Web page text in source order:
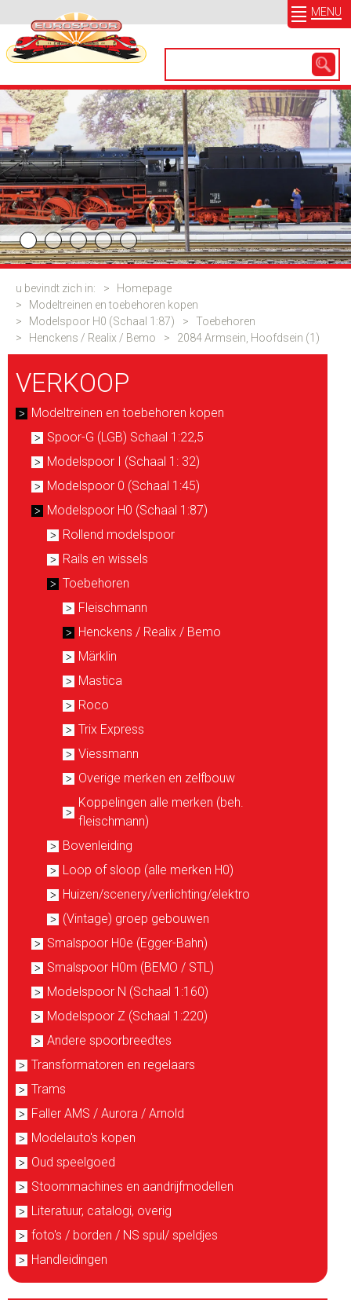
MENU
u bevindt zich in: >
Homepage
>
Modeltreinen en toebehoren kopen
>
Modelspoor H0 (Schaal 1:87) > Toebehoren
>
Henckens / Realix / Bemo > 2084 Armsein, Hoofdsein (1)
VERKOOP
Modeltreinen en toebehoren kopen
Spoor-G (LGB) Schaal 1:22,5
Modelspoor I (Schaal 1: 32)
Modelspoor 0 (Schaal 1:45)
Modelspoor H0 (Schaal 1:87)
Rollend modelspoor
Rails en wissels
Toebehoren
Fleischmann
Henckens / Realix / Bemo
Märklin
Mastica
Roco
Trix Express
Viessmann
Overige merken en zelfbouw
Koppelingen alle merken (beh.
fleischmann)
Bovenleiding
Loop of sloop (alle merken H0)
Huizen/scenery/verlichting/elektro
(Vintage) groep gebouwen
Smalspoor H0e (Egger-Bahn)
Smalspoor H0m (BEMO / STL)
Modelspoor N (Schaal 1:160)
Modelspoor Z (Schaal 1:220)
Andere spoorbreedtes
Transformatoren en regelaars
Trams
Faller AMS / Aurora / Arnold
Modelauto's kopen
Oud speelgoed
Stoommachines en aandrijfmodellen
Literatuur, catalogi, overig
foto's / borden / NS spul/ speldjes
Handleidingen